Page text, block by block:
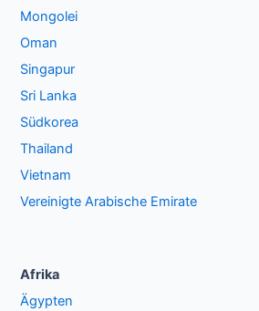
Mongolei
Oman
Singapur
Sri Lanka
Südkorea
Thailand
Vietnam
Vereinigte Arabische Emirate
Afrika
Ägypten